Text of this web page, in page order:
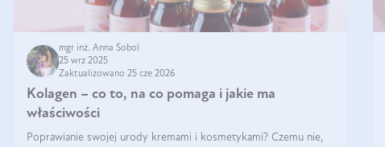
mgr inż. Anna Sobol
25 wrz 2025
Zaktualizowano 25 cze 2026
Kolagen – co to, na co pomaga i jakie ma
właściwości
Poprawianie swojej urody kremami i kosmetykami? Czemu nie,